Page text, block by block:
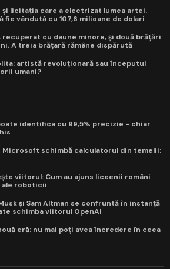
și licitația care a electrizat lumea artei.
fie vândută cu 107,6 milioane de dolari
recuperat cu daune minore, și două brățări
A treia brățară rămâne dispărută
artistă revoluționară sau începutul
umani?
identifica cu 99,5% precizie - chiar
Microsoft schimbă calculatorul din temelii:
viitorul: Cum au ajuns liceenii români
ale roboticii
și Sam Altman se confruntă în instanță
schimba viitorul OpenAI
eră: nu mai poți avea încredere în ceea